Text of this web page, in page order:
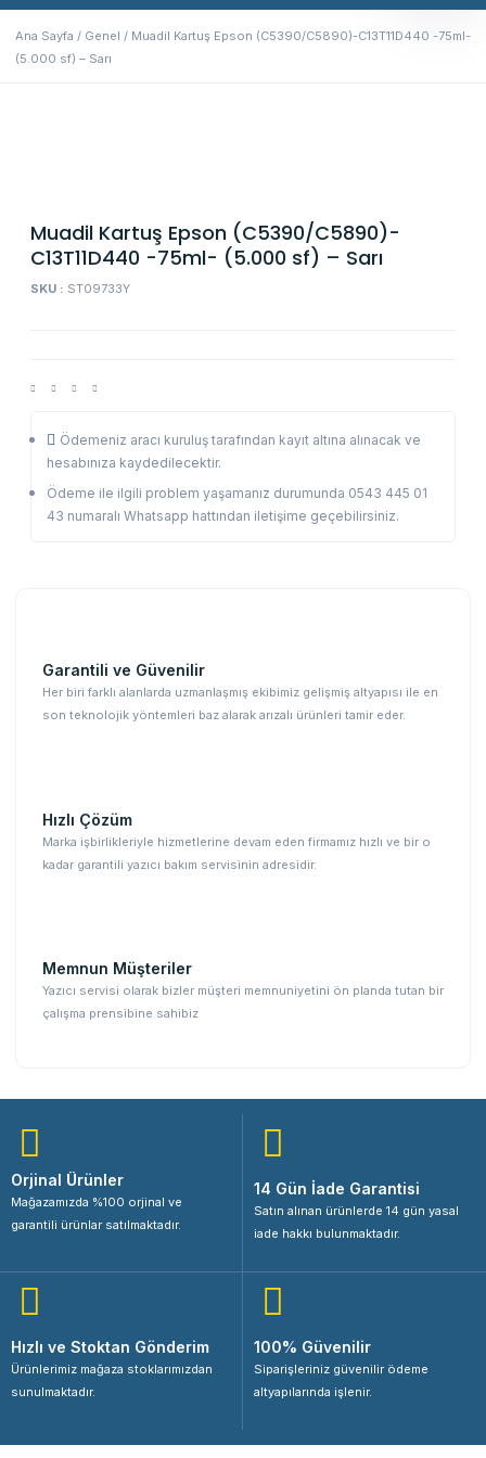
Ana Sayfa / Genel / Muadil Kartuş Epson (C5390/C5890)-C13T11D440 -75ml-
(5.000 sf) – Sarı
Muadil Kartuş Epson (C5390/C5890)-
C13T11D440 -75ml- (5.000 sf) – Sarı
SKU : ST09733Y
Ödemeniz aracı kuruluş tarafından kayıt altına alınacak ve
hesabınıza kaydedilecektir.
Ödeme ile ilgili problem yaşamanız durumunda 0543 445 01
43 numaralı Whatsapp hattından iletişime geçebilirsiniz.
Garantili ve Güvenilir
Her biri farklı alanlarda uzmanlaşmış ekibimiz gelişmiş altyapısı ile en
son teknolojik yöntemleri baz alarak arızalı ürünleri tamir eder.
Hızlı Çözüm
Marka işbirlikleriyle hizmetlerine devam eden firmamız hızlı ve bir o
kadar garantili yazıcı bakım servisinin adresidir.
Memnun Müşteriler
Yazıcı servisi olarak bizler müşteri memnuniyetini ön planda tutan bir
çalışma prensibine sahibiz
Orjinal Ürünler
Mağazamızda %100 orjinal ve
garantili ürünlar satılmaktadır.
14 Gün İade Garantisi
Satın alınan ürünlerde 14 gün yasal
iade hakkı bulunmaktadır.
Hızlı ve Stoktan Gönderim
Ürünlerimiz mağaza stoklarımızdan
sunulmaktadır.
100% Güvenilir
Siparişleriniz güvenilir ödeme
altyapılarında işlenir.